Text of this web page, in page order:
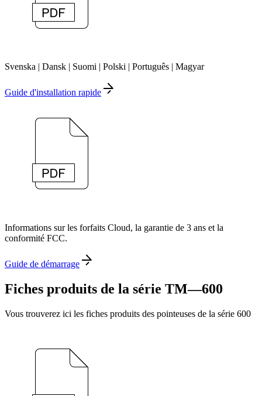
Svenska | Dansk | Suomi | Polski | Português | Magyar
Guide d'installation rapide
Informations sur les forfaits Cloud, la garantie de 3 ans et la
conformité FCC.
Guide de démarrage
Fiches produits de la série TM—600
Vous trouverez ici les fiches produits des pointeuses de la série 600